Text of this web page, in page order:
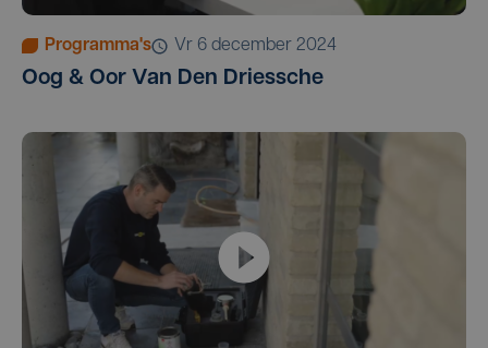
Programma's vr 6 december 2024
Oog & Oor Van Den Driessche